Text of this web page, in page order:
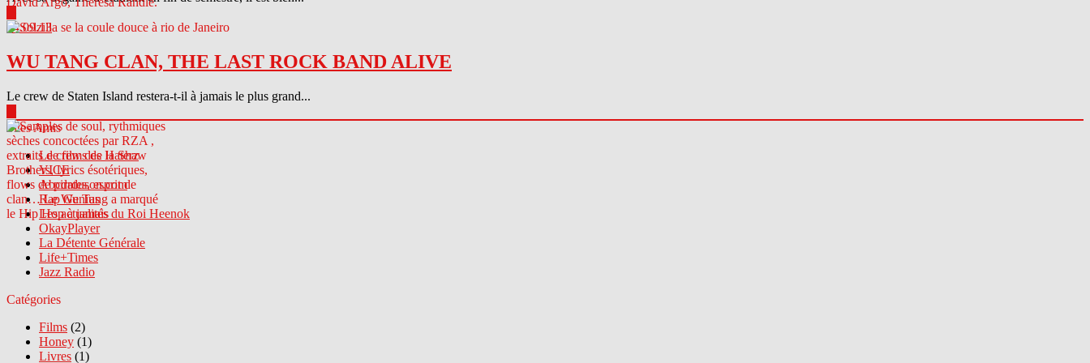
04.09.13
WU TANG CLAN, THE LAST ROCK BAND ALIVE
Le crew de Staten Island restera-t-il à jamais le plus grand...
Sites Amis
Le crew des Haterz
VICE
Abcdrduson.com
Rap Genius
Les actualités du Roi Heenok
OkayPlayer
La Détente Générale
Life+Times
Jazz Radio
Catégories
Films (2)
Honey (1)
Livres (1)